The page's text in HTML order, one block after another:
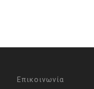
Επικοινωνία